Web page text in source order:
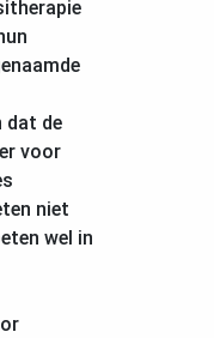
dat de
voor
niet
wel in